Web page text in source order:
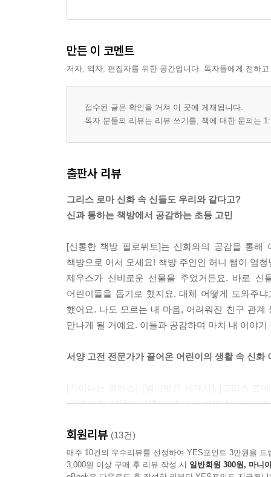
만든 이 코멘트
저자, 역자, 편집자를 위한 공간입니다. 독자들에게 전하
접수된 글은 확인을 거쳐 이 곳에 게재됩니다.
독자 분들의 리뷰는 리뷰 쓰기를, 책에 대한 문의는
출판사 리뷰
그리스 로마 신화 속 신들도 우리와 같다고?
신과 통하는 책방에서 공감하는 초등 고민
[신통한 책방 필로뮈토]는 신화와의 공감을 통해
책방으로 어서 오세요! 책방 주인인 허니 쌤이 엄
제우스가 신비로운 선물을 주었거든요. 바로
어린이들을 돕기로 했지요. 대체 어떻게 도와주
했어요. 나도 모르는 내 마음, 어려워진 친구 관
만나게 될 거예요. 이들과 공감하며 마치 내 이야
서양 고전 전문가가 끌어온 어린이의 생활 속 신화
서양 고전 전문가, 김헌 교수님이 이번에는 어린
관계적인 문제로 확장해 신화와 함께 생각하고 고
자아정체성을 찾는 과정에서 신의 왕으로 우뚝
회원리뷰 (13건)
매주 10건의 우수리뷰를 선정하여 YES포인트 3만원을 드
3,000원 이상 구매 후 리뷰 작성 시 일반회원 300원, 마니